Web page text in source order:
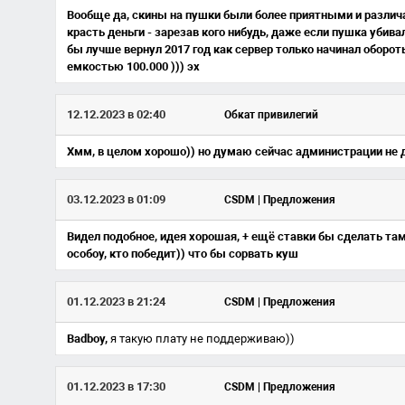
Вообще да, скины на пушки были более приятными и
красть деньги - зарезав кого нибудь, даже если пушка
бы лучше вернул 2017 год как сервер только начинал
емкостью 100.000 ))) эх
12.12.2023 в 02:40 Обкат привилегий
Хмм, в целом хорошо)) но думаю сейчас администрации не
03.12.2023 в 01:09 CSDM | Предложения
Видел подобное, идея хорошая, + ещё ставки бы сделать
особоу, кто победит)) что бы сорвать куш
01.12.2023 в 21:24 CSDM | Предложения
Badboy, я такую плату не поддерживаю))
01.12.2023 в 17:30 CSDM | Предложения